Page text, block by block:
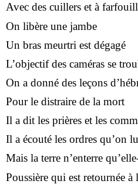
Avec des cuillers et à
On libère une jambe
Un bras meurtri est dégagé
L’objectif des caméras se
On a donné des leçons
Pour le distraire de la mort
Il a dit les prières et les
Il a écouté les ordres qu’on
Mais la terre n’enterre
Poussière qui est retournée à